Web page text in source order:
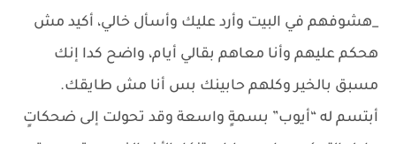
_هشوفهم في البيت وأرد عليك وأسأل خالي، أكيد مش
هحكم عليهم وأنا معاهم بقالي أيام، واضح كدا إنك
مسبق بالخير وكلهم حابينك بس أنا مش طايقك.
أبتسم له “أيوب” بسمةٍ واسعة وقد تحولت إلى ضحكاتٍ